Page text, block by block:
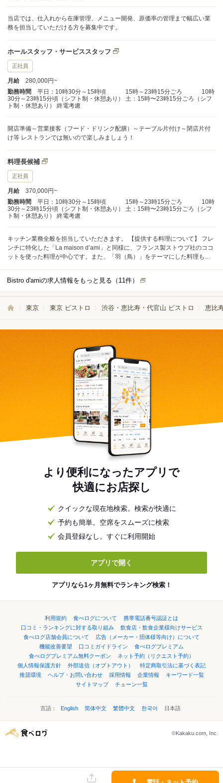
当店では、仕入れから在庫管理、メニュー開発、原価率の管理まで幅広い業
務を担当していただける方を募集中です。
ホールスタッフ・サービススタッフ
正社員
月給
280,000円~
勤務時間
平日：10時30分～15時頃 15時～23時15分ごろ 10時
30分～23時15分頃（シフト制・休憩あり） 土：15時〜23時15分ごろ（シフ
ト制・休憩あり） 終電考慮
開店準備～営業接客（フード・ドリンク配膳）～テーブル片付け～閉店片付
け等 レストランでは無いので楽しみましょう！
料理長候補
正社員
月給
370,000円~
勤務時間
平日：10時30分～15時頃 15時～23時15分ごろ 10時
30分～23時15分頃（シフト制・休憩あり） 土：15時〜23時15分ごろ（シフ
ト制・休憩あり） 終電考慮
キッチン業務全般を担当していただきます。 【提供する料理について】 フレ
ンチに特化した「La maison d’ami」と同様に、フランス製ストウブ社のココ
ットを使った料理が中心です。また、「羽（鳥）」をテーマにした料理も提
Bistro d'amiの求人情報をもっと見る（ 11件）
東京 東京 ビストロ 渋谷・恵比寿・代官山 ビストロ 恵比
より便利になったアプリで
快適にお店探し
クイックな現在地検索。検索が快適に
予約も簡単。空席をスムーズに検索
会員登録なし。すぐに利用開始
アプリで開く
アプリなら1ヶ月無料でランキング検索！
利用規約 食べログについて
携帯電話番号認証とは
口コミ・ランキングに対する取り組み
飲食店・飲食企業様向けサービス
食べログ店舗会員について
広告（メーカー・団体様等向け）について
機能改善要望
口コミガイドライン
食べログプレミアム
食べログプレミアム無料クーポン
ネット予約（リクエスト予約）
個人情報保護方針
外部送信（オプトアウト）
特定商取引法に基づく表記
推奨環境
ヘルプ・お問い合わせ 採用情報 企業情報
キーワード一覧
サイトマップ
チェーン一覧
言語： English 简体中文 繁體中文 한국어 日本語
©Kakaku.com, Inc.